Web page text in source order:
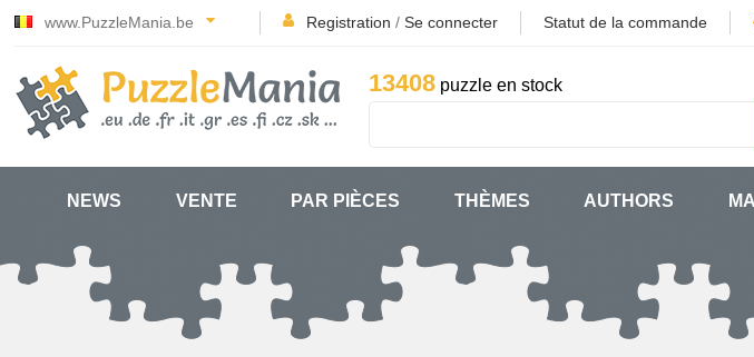
www.PuzzleMania.be Registration / Se connecter Statut de la commande
13408 puzzle en stock
NEWS VENTE PAR PIÈCES THÈMES AUTHORS